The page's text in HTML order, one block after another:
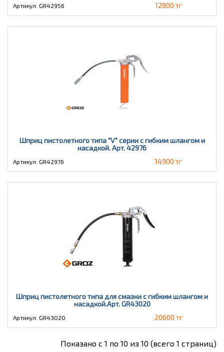
Артикул: GR42956 12800 тг
Шприц пистолетного типа "V" серии с гибким шлангом и
насадкой. Арт. 42976
Артикул: GR42976 14900 тг
Шприц пистолетного типа для смазки с гибким шлангом и
насадкой.Арт. GR43020
Артикул: GR43020 20600 тг
Показано с 1 по 10 из 10 (всего 1 страниц)